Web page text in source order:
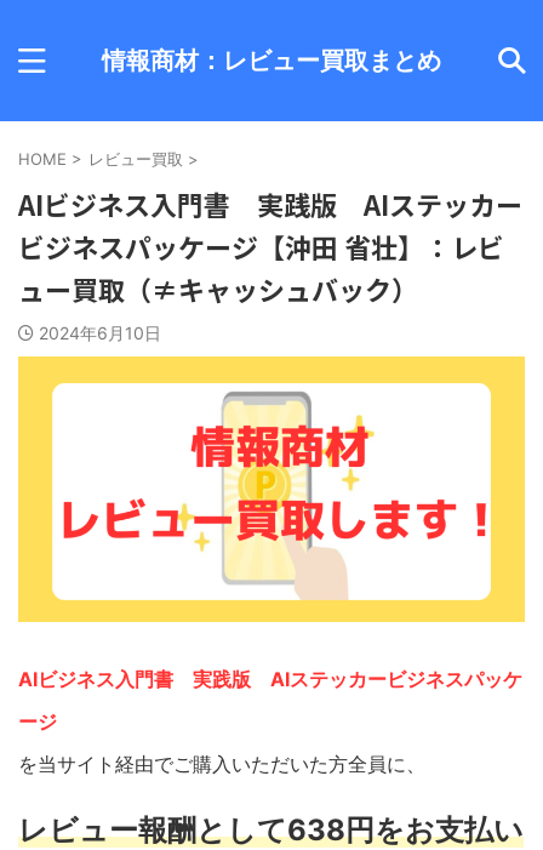
情報商材：レビュー買取まとめ
HOME > レビュー買取 >
AIビジネス入門書 実践版 AIステッカー
ビジネスパッケージ【沖田 省壮】：レビ
ュー買取（≠キャッシュバック）
2024年6月10日
AIビジネス入門書 実践版 AIステッカービジネスパッケ
ージ
を当サイト経由でご購入いただいた方全員に、
レビュー報酬として638円をお支払い